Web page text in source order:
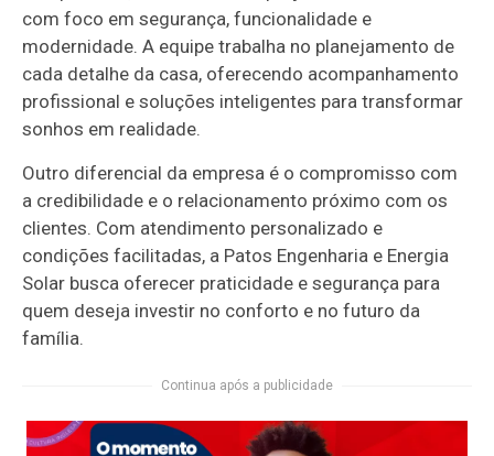
com foco em segurança, funcionalidade e
modernidade. A equipe trabalha no planejamento de
cada detalhe da casa, oferecendo acompanhamento
profissional e soluções inteligentes para transformar
sonhos em realidade.
Outro diferencial da empresa é o compromisso com
a credibilidade e o relacionamento próximo com os
clientes. Com atendimento personalizado e
condições facilitadas, a Patos Engenharia e Energia
Solar busca oferecer praticidade e segurança para
quem deseja investir no conforto e no futuro da
família.
Continua após a publicidade